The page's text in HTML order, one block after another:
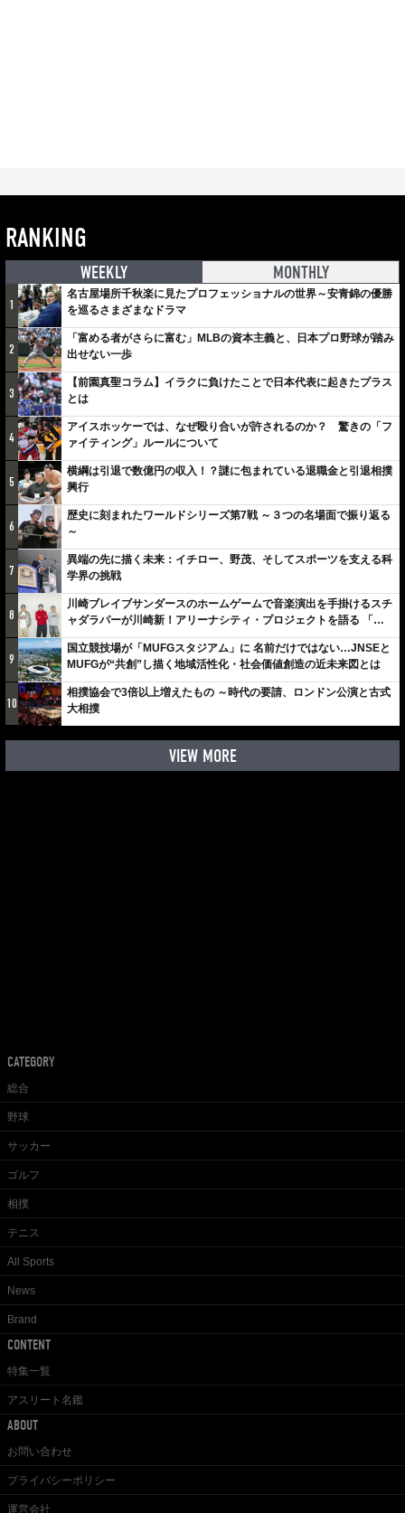
RANKING
WEEKLY MONTHLY
1
名古屋場所千秋楽に見たプロフェッショナルの世界～安青錦の優勝
を巡るさまざまなドラマ
2
「富める者がさらに富む」MLBの資本主義と、日本プロ野球が踏み
出せない一歩
3
【前園真聖コラム】イラクに負けたことで日本代表に起きたプラス
とは
4
アイスホッケーでは、なぜ殴り合いが許されるのか？ 驚きの「フ
ァイティング」ルールについて
5
横綱は引退で数億円の収入！？謎に包まれている退職金と引退相撲
興行
6
歴史に刻まれたワールドシリーズ第7戦 ～３つの名場面で振り返る
～
7
異端の先に描く未来：イチロー、野茂、そしてスポーツを支える科
学界の挑戦
8
川崎ブレイブサンダースのホームゲームで音楽演出を手掛けるスチ
ャダラパーが川崎新！アリーナシティ・プロジェクトを語る 「楽
しみでしかないでしょ。川崎は、ずっと成長曲線だから」
9
国立競技場が「MUFGスタジアム」に 名前だけではない…JNSEと
MUFGが“共創”し描く地域活性化・社会価値創造の近未来図とは
10
相撲協会で3倍以上増えたもの ～時代の要請、ロンドン公演と古式
大相撲
VIEW MORE
CATEGORY
総合
野球
サッカー
ゴルフ
相撲
テニス
All Sports
News
Brand
CONTENT
特集一覧
アスリート名鑑
ABOUT
お問い合わせ
プライバシーポリシー
運営会社